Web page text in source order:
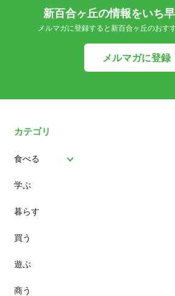
新百合ヶ丘の情報をいち
メルマガに登録すると新百合ヶ丘のおす
メルマガに登録
カテゴリ
食べる
パン
スイーツ
ランチ
カフェ
学ぶ
暮らす
買う
遊ぶ
商う